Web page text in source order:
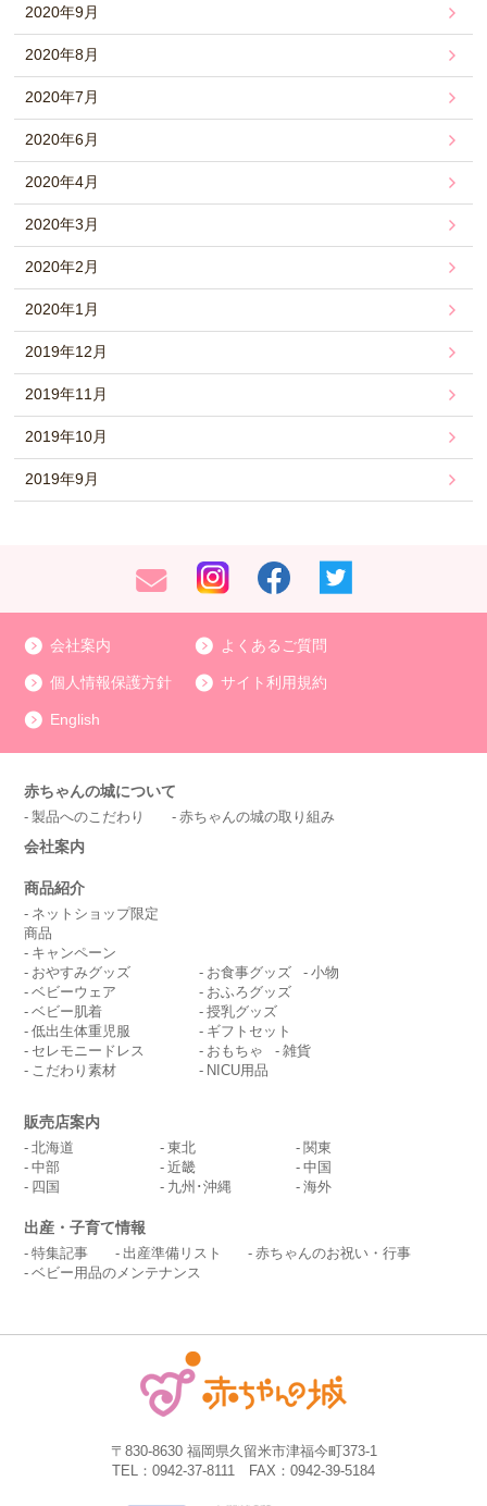
2020年9月
2020年8月
2020年7月
2020年6月
2020年4月
2020年3月
2020年2月
2020年1月
2019年12月
2019年11月
2019年10月
2019年9月
会社案内 よくあるご質問
個人情報保護方針 サイト利用規約
English
赤ちゃんの城について
製品へのこだわり 赤ちゃんの城の取り組み
会社案内
商品紹介
ネットショップ限定
商品
キャンペーン
おやすみグッズ
ベビーウェア
ベビー肌着
低出生体重児服
セレモニードレス
こだわり素材
お食事グッズ
小物
おふろグッズ
授乳グッズ
ギフトセット
おもちゃ
雑貨
NICU用品
販売店案内
北海道 東北
関東
中部
近畿
中国
四国
九州･沖縄 海外
出産・子育て情報
特集記事 出産準備リスト
赤ちゃんのお祝い・行事
ベビー用品のメンテナンス
〒830-8630 福岡県久留米市津福今町373-1
TEL：0942-37-8111 FAX：0942-39-5184